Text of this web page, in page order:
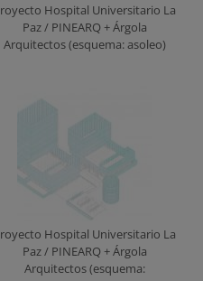
Hospital Universitario La
Paz / PINEARQ + Árgola
Arquitectos (esquema: asoleo)
Hospital Universitario La
Paz / PINEARQ + Árgola
Arquitectos (esquema: